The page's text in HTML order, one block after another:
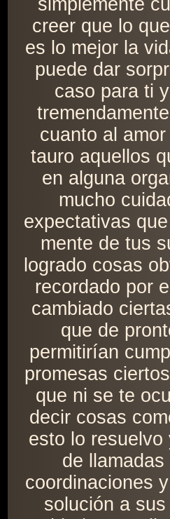
simplemente
creer que lo
es lo mejor la
puede dar
caso para ti
cuanto al
tauro aquellos
en alguna
mucho
expectativas
mente de tus
logrado cosas
recordado por
cambiado
que de
permitirían
promesas
que ni se te
decir cosas
esto lo resuelvo
de
coordinaciones
solución a